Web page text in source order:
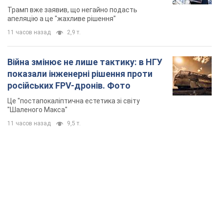
Трамп вже заявив, що негайно подасть
апеляцію а це "жахливе рішення"
11 часов назад 2,9 т.
Війна змінює не лише тактику: в НГУ
показали інженерні рішення проти
російських FPV-дронів. Фото
Це "постапокаліптична естетика зі світу
"Шаленого Макса"
11 часов назад 9,5 т.